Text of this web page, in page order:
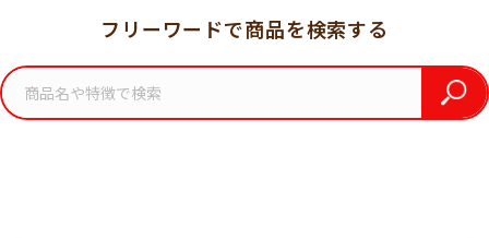
フリーワードで商品を検索する